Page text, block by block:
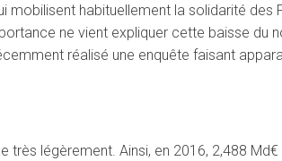
mobilisent habituellement la solidarité des
ne vient expliquer cette baisse du
réalisé une enquête faisant
très légèrement. Ainsi, en 2016, 2,488